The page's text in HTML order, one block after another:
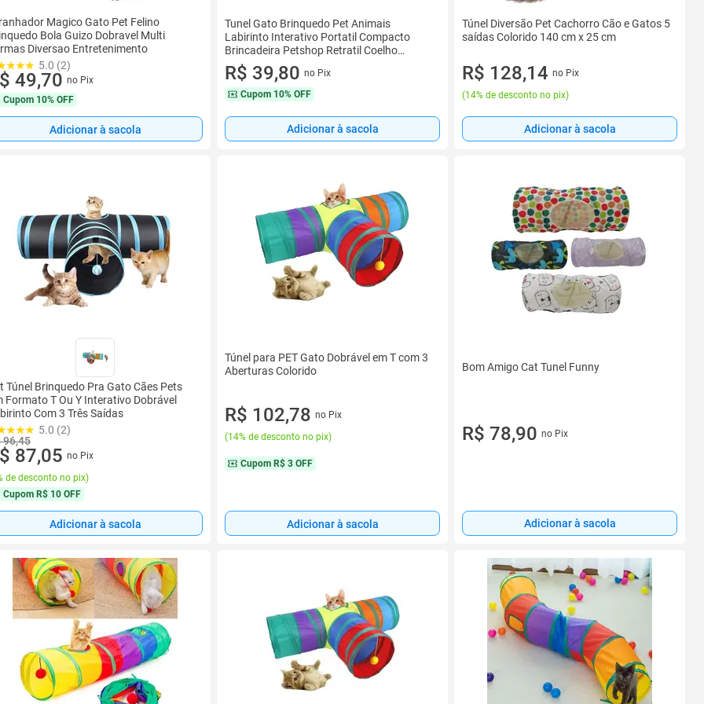
Magico Gato Pet Felino
Bola Guizo Dobravel Multi
Diversao Entretenimento
5.0 (2)
49,70 no Pix
Cupom 10% OFF
Adicionar à sacola
Tunel Gato Brinquedo Pet Animais
Labirinto Interativo Portatil Compacto
Brincadeira Petshop Retratil Coelho
Bolinha
R$ 39,80 no Pix
Cupom 10% OFF
Adicionar à sacola
Túnel Diversão Pet Cachorro Cão e Gatos 5
saídas Colorido 140 cm x 25 cm
R$ 128,14 no Pix
(14% de desconto no pix)
Adicionar à sacola
Túnel Brinquedo Pra Gato Cães Pets
Formato T Ou Y Interativo Dobrável
Com 3 Três Saídas
5.0 (2)
96,45
87,05 no Pix
de desconto no pix)
Cupom R$ 10 OFF
Adicionar à sacola
Túnel para PET Gato Dobrável em T com 3
Aberturas Colorido
R$ 102,78 no Pix
(14% de desconto no pix)
Cupom R$ 3 OFF
Adicionar à sacola
Bom Amigo Cat Tunel Funny
R$ 78,90 no Pix
Adicionar à sacola